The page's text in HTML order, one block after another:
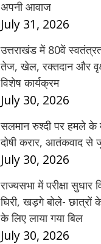
अपनी आवाज
July 31, 2026
उत्तराखंड में 80वें
तेज, खेल, रक्तदान और
विशेष कार्यक्रम
July 30, 2026
सलमान रुश्दी पर हमले के
दोषी करार, आतंकवाद से
July 30, 2026
राज्यसभा में परीक्षा
घिरी, खड़गे बोले-
के लिए लाया गया बिल
July 30, 2026